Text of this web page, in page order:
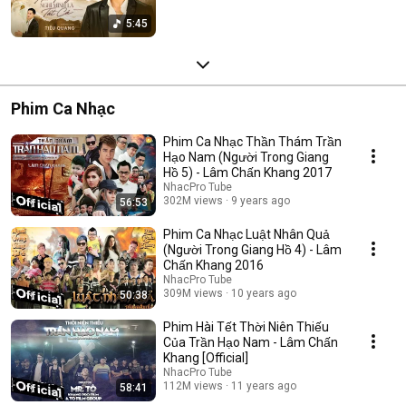
5:45
Phim Ca Nhạc
56:53
Phim Ca Nhạc Thần Thám Trần
Hạo Nam (Người Trong Giang
Hồ 5) - Lâm Chấn Khang 2017
NhacPro Tube
302M views
9 years ago
50:38
Phim Ca Nhạc Luật Nhân Quả
(Người Trong Giang Hồ 4) - Lâm
Chấn Khang 2016
NhacPro Tube
309M views
10 years ago
58:41
Phim Hài Tết Thời Niên Thiếu
Của Trần Hạo Nam - Lâm Chấn
Khang [Official]
NhacPro Tube
112M views
11 years ago